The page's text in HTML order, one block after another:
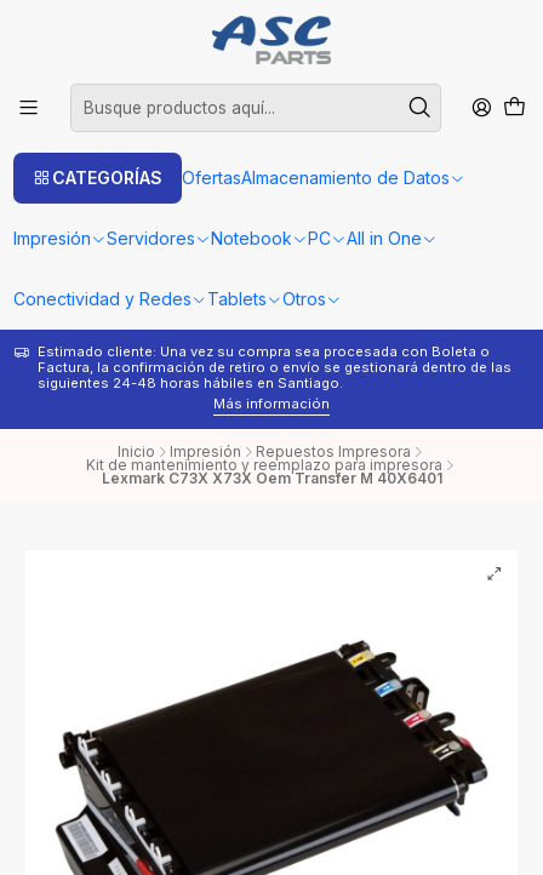
CATEGORÍAS OfertasAlmacenamiento de Datos
Impresión Servidores Notebook PC All in One
Conectividad y Redes Tablets Otros
Estimado cliente: Una vez su compra sea procesada con Boleta o
Factura, la confirmación de retiro o envío se gestionará dentro de las
siguientes 24-48 horas hábiles en Santiago.
Más información
Inicio Impresión Repuestos Impresora
Kit de mantenimiento y reemplazo para impresora
Lexmark C73X X73X Oem Transfer M 40X6401